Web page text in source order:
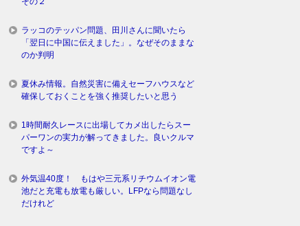
ラッコのテッパン問題、田川さんに聞いたら
「翌日に中国に伝えました」。なぜそのままな
のか判明
夏休み情報。自然災害に備えセーフハウスなど
確保しておくことを強く推奨したいと思う
1時間耐久レースに出場してカメ出したらスー
パーワンの実力が解ってきました。良いクルマ
ですよ～
外気温40度！ もはや三元系リチウムイオン電
池だと充電も放電も厳しい。LFPなら問題なし
だけれど